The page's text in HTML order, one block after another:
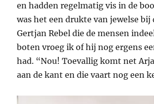
en hadden regelmatig vis in de
was het een drukte van jewelse bij
Gertjan Rebel die de mensen
boten vroeg ik of hij nog ergens
had. “Nou! Toevallig komt net
aan de kant en die vaart nog een